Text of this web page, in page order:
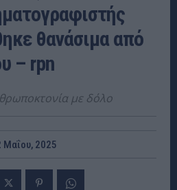
θανάσιμα από
– rpn
με δόλο
Μαΐου, 2025